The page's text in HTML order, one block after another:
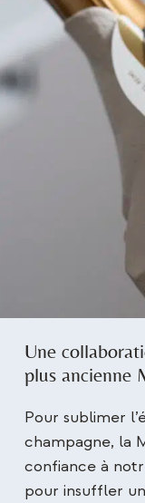
Une
plus ancienne
Pour sublimer
champagne, la
confiance à
pour insuffler